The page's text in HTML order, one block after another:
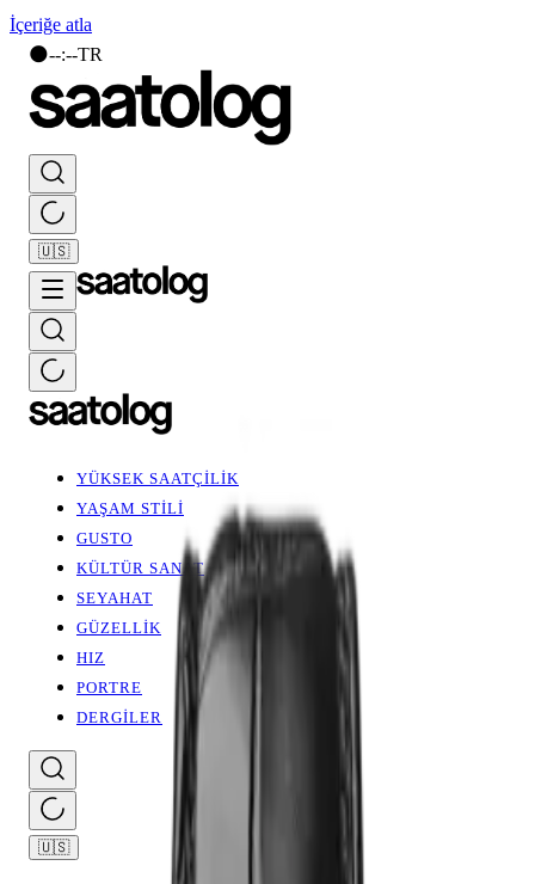
İçeriğe atla
🌑--:--TR
🇺🇸
YÜKSEK SAATÇİLİK
YAŞAM STİLİ
GUSTO
KÜLTÜR SANAT
SEYAHAT
GÜZELLİK
HIZ
PORTRE
DERGİLER
🇺🇸